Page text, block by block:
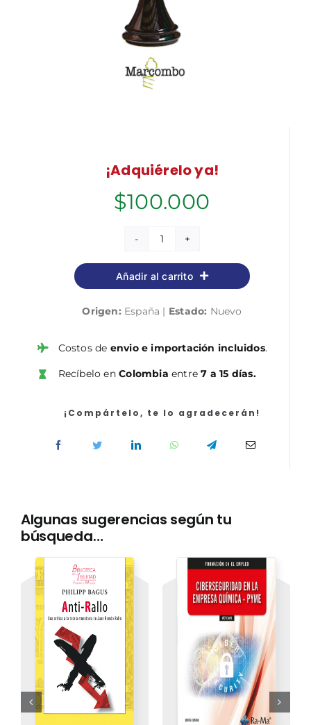
¡Adquiérelo ya!
$100.000
CyberCEO
cantidad
Añadir al carrito
Origen: España | Estado: Nuevo
Costos de envio e importación incluidos.
Recíbelo enColombia entre7 a 15 días.
¡Compártelo, te lo agradecerán!
Algunas sugerencias según tu
búsqueda…